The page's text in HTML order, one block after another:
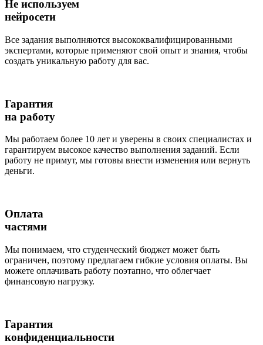
Не используем
нейросети
Все задания выполняются высококвалифицированными
экспертами, которые применяют свой опыт и знания, чтобы
создать уникальную работу для вас.
Гарантия
на работу
Мы работаем более 10 лет и уверены в своих специалистах и
гарантируем высокое качество выполнения заданий. Если
работу не примут, мы готовы внести изменения или вернуть
деньги.
Оплата
частями
Мы понимаем, что студенческий бюджет может быть
ограничен, поэтому предлагаем гибкие условия оплаты. Вы
можете оплачивать работу поэтапно, что облегчает
финансовую нагрузку.
Гарантия
конфиденциальности